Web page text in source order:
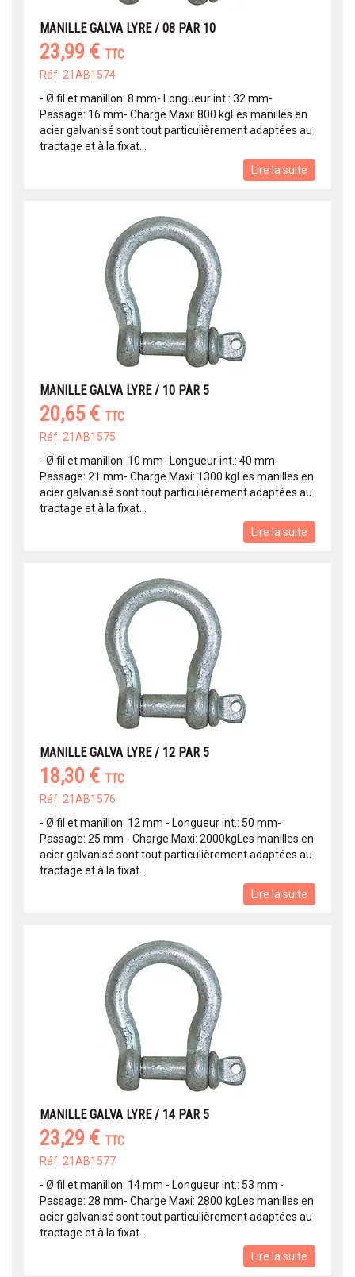
MANILLE GALVA LYRE / 08 PAR 10
23,99 € TTC
Réf: 21AB1574
- Ø fil et manillon: 8 mm- Longueur int.: 32 mm-
Passage: 16 mm- Charge Maxi: 800 kgLes manilles en
acier galvanisé sont tout particulièrement adaptées au
tractage et à la fixat...
Lire la suite
MANILLE GALVA LYRE / 10 PAR 5
20,65 € TTC
Réf: 21AB1575
- Ø fil et manillon: 10 mm- Longueur int.: 40 mm-
Passage: 21 mm- Charge Maxi: 1300 kgLes manilles en
acier galvanisé sont tout particulièrement adaptées au
tractage et à la fixat...
Lire la suite
MANILLE GALVA LYRE / 12 PAR 5
18,30 € TTC
Réf: 21AB1576
- Ø fil et manillon: 12 mm - Longueur int.: 50 mm-
Passage: 25 mm - Charge Maxi: 2000kgLes manilles en
acier galvanisé sont tout particulièrement adaptées au
tractage et à la fixat...
Lire la suite
MANILLE GALVA LYRE / 14 PAR 5
23,29 € TTC
Réf: 21AB1577
- Ø fil et manillon: 14 mm - Longueur int.: 53 mm -
Passage: 28 mm- Charge Maxi: 2800 kgLes manilles en
acier galvanisé sont tout particulièrement adaptées au
tractage et à la fixat...
Lire la suite